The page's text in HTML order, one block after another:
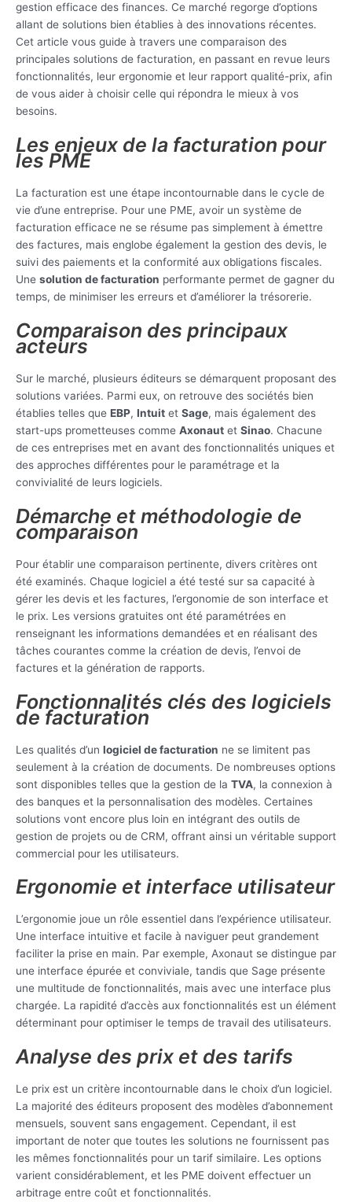
gestion efficace des finances. Ce marché regorge d’options
allant de solutions bien établies à des innovations récentes.
Cet article vous guide à travers une comparaison des
principales solutions de facturation, en passant en revue leurs
fonctionnalités, leur ergonomie et leur rapport qualité-prix, afin
de vous aider à choisir celle qui répondra le mieux à vos
besoins.
Les enjeux de la facturation pour
les PME
La facturation est une étape incontournable dans le cycle de
vie d’une entreprise. Pour une PME, avoir un système de
facturation efficace ne se résume pas simplement à émettre
des factures, mais englobe également la gestion des devis, le
suivi des paiements et la conformité aux obligations fiscales.
Une solution de facturation performante permet de gagner du
temps, de minimiser les erreurs et d’améliorer la trésorerie.
Comparaison des principaux
acteurs
Sur le marché, plusieurs éditeurs se démarquent proposant des
solutions variées. Parmi eux, on retrouve des sociétés bien
établies telles que EBP, Intuit et Sage, mais également des
start-ups prometteuses comme Axonaut et Sinao. Chacune
de ces entreprises met en avant des fonctionnalités uniques et
des approches différentes pour le paramétrage et la
convivialité de leurs logiciels.
Démarche et méthodologie de
comparaison
Pour établir une comparaison pertinente, divers critères ont
été examinés. Chaque logiciel a été testé sur sa capacité à
gérer les devis et les factures, l’ergonomie de son interface et
le prix. Les versions gratuites ont été paramétrées en
renseignant les informations demandées et en réalisant des
tâches courantes comme la création de devis, l’envoi de
factures et la génération de rapports.
Fonctionnalités clés des logiciels
de facturation
Les qualités d’un logiciel de facturation ne se limitent pas
seulement à la création de documents. De nombreuses options
sont disponibles telles que la gestion de la TVA, la connexion à
des banques et la personnalisation des modèles. Certaines
solutions vont encore plus loin en intégrant des outils de
gestion de projets ou de CRM, offrant ainsi un véritable support
commercial pour les utilisateurs.
Ergonomie et interface utilisateur
L’ergonomie joue un rôle essentiel dans l’expérience utilisateur.
Une interface intuitive et facile à naviguer peut grandement
faciliter la prise en main. Par exemple, Axonaut se distingue par
une interface épurée et conviviale, tandis que Sage présente
une multitude de fonctionnalités, mais avec une interface plus
chargée. La rapidité d’accès aux fonctionnalités est un élément
déterminant pour optimiser le temps de travail des utilisateurs.
Analyse des prix et des tarifs
Le prix est un critère incontournable dans le choix d’un logiciel.
La majorité des éditeurs proposent des modèles d’abonnement
mensuels, souvent sans engagement. Cependant, il est
important de noter que toutes les solutions ne fournissent pas
les mêmes fonctionnalités pour un tarif similaire. Les options
varient considérablement, et les PME doivent effectuer un
arbitrage entre coût et fonctionnalités.